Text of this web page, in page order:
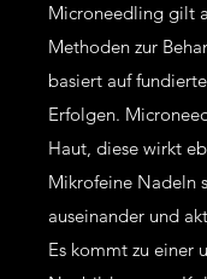
Microneedling gilt
Methoden zur
basiert auf
Erfolgen.
Haut, diese wirkt
Mikrofeine Nadeln
auseinander und
Es kommt zu einer